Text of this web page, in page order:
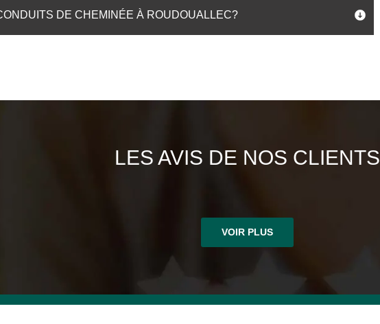
DE CHEMINÉE À ROUDOUALLEC?
LES AVIS DE NOS CLIENTS
VOIR PLUS